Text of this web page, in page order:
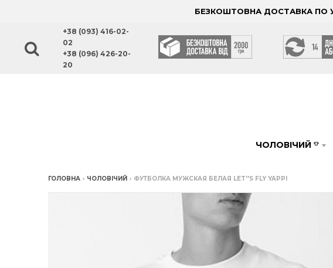
БЕЗКОШТОВНА ДОСТАВКА ПО
+38 (093) 416-02-
02
+38 (096) 426-20-
20
ЧОЛОВІЧИЙ 👕
ГОЛОВНА › ЧОЛОВІЧИЙ › ФУТБОЛКА МУЖСКАЯ БЕЛАЯ LET''S FLY YAPPI